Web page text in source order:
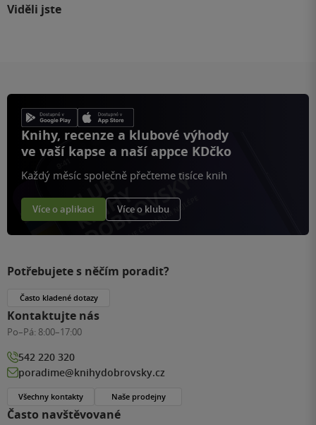
Viděli jste
Knihy, recenze a klubové výhody
ve vaší kapse a naší appce KDčko
Každý měsíc společně přečteme tisíce knih
Více o aplikaci Více o klubu
Často navštěvované
Potřebujete s něčím poradit?
Často kladené dotazy
Kontaktujte nás
Po–Pá: 8:00–17:00
542 220 320
poradime@knihydobrovsky.cz
Všechny kontakty Naše prodejny